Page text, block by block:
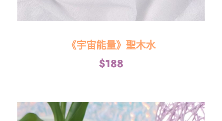
《宇宙能量》聖木水
$188